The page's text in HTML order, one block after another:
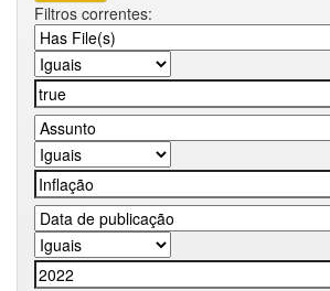
Filtros correntes: